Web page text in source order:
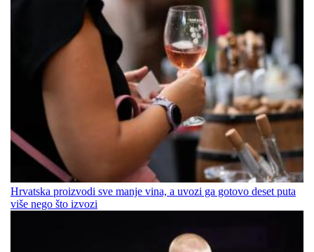
Hrvatska proizvodi sve manje vina, a uvozi ga gotovo deset puta
više nego što izvozi